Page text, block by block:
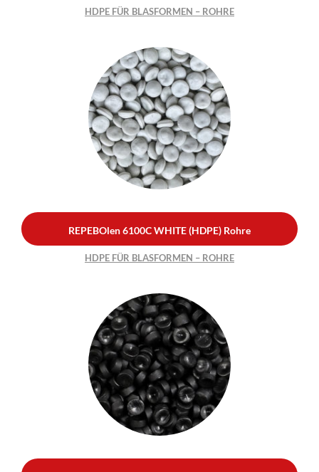
HDPE FÜR BLASFORMEN – ROHRE
REPEBOlen 6100C
WHITE (HDPE) Rohre
HDPE FÜR BLASFORMEN –
ROHRE
REPEBOlen 6100C WHITE (HDPE) Rohre
HDPE FÜR BLASFORMEN – ROHRE
REPEBO len
6100 (HDPE)
Flaschen
HDPE FÜR BLASFORMEN –
FLASCHEN